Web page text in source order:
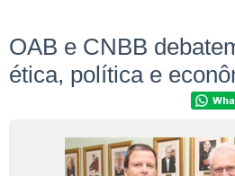
OAB e CNBB
ética, política e